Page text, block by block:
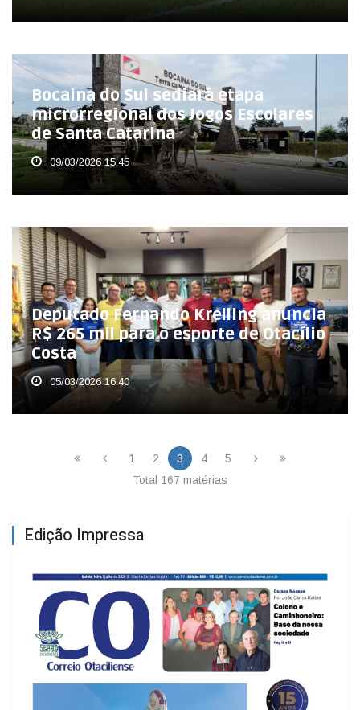
Bocaina do Sul sediará etapa
microrregional dos Jogos Escolares
de Santa Catarina
09/03/2026 15:45
Deputado Fernando Krelling anuncia
R$ 265 mil para o esporte de Otacílio
Costa
05/03/2026 16:40
1 2 3 4
5
Total 167 matérias
Edição Impressa